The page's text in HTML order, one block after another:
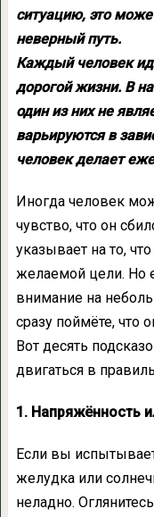
ситуацию, это
неверный путь.
Каждый человек
дорогой жизни. В
один из них не
варьируются в
человек делает
Иногда человек
чувство, что он
указывает на то,
желаемой цели. Но
внимание на
сразу поймёте, что
Вот десять
двигаться в
1. Напряжённость
Если вы
желудка или
неладно.